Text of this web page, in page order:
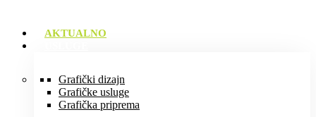
AKTUALNO
Grafički dizajn
Grafičke usluge
Grafička priprema